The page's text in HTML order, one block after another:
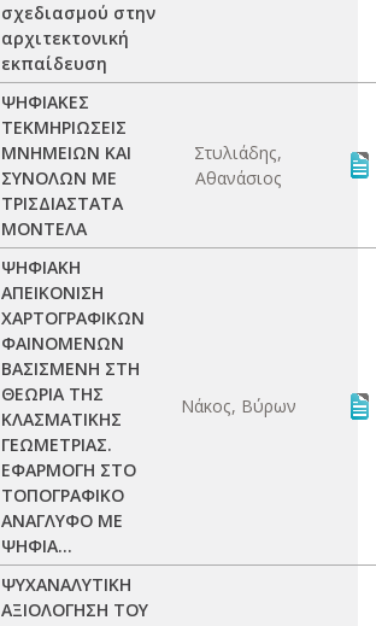
σχεδιασμού στην
αρχιτεκτονική
εκπαίδευση
ΨΗΦΙΑΚΕΣ
ΤΕΚΜΗΡΙΩΣΕΙΣ
ΜΝΗΜΕΙΩΝ ΚΑΙ
ΣΥΝΟΛΩΝ ΜΕ
ΤΡΙΣΔΙΑΣΤΑΤΑ
ΜΟΝΤΕΛΑ
Στυλιάδης,
Αθανάσιος
ΨΗΦΙΑΚΗ
ΑΠΕΙΚΟΝΙΣΗ
ΧΑΡΤΟΓΡΑΦΙΚΩΝ
ΦΑΙΝΟΜΕΝΩΝ
ΒΑΣΙΣΜΕΝΗ ΣΤΗ
ΘΕΩΡΙΑ ΤΗΣ
ΚΛΑΣΜΑΤΙΚΗΣ
ΓΕΩΜΕΤΡΙΑΣ.
ΕΦΑΡΜΟΓΗ ΣΤΟ
ΤΟΠΟΓΡΑΦΙΚΟ
ΑΝΑΓΛΥΦΟ ΜΕ
ΨΗΦΙΑ...
Νάκος, Βύρων
ΨΥΧΑΝΑΛΥΤΙΚΗ
ΑΞΙΟΛΟΓΗΣΗ ΤΟΥ